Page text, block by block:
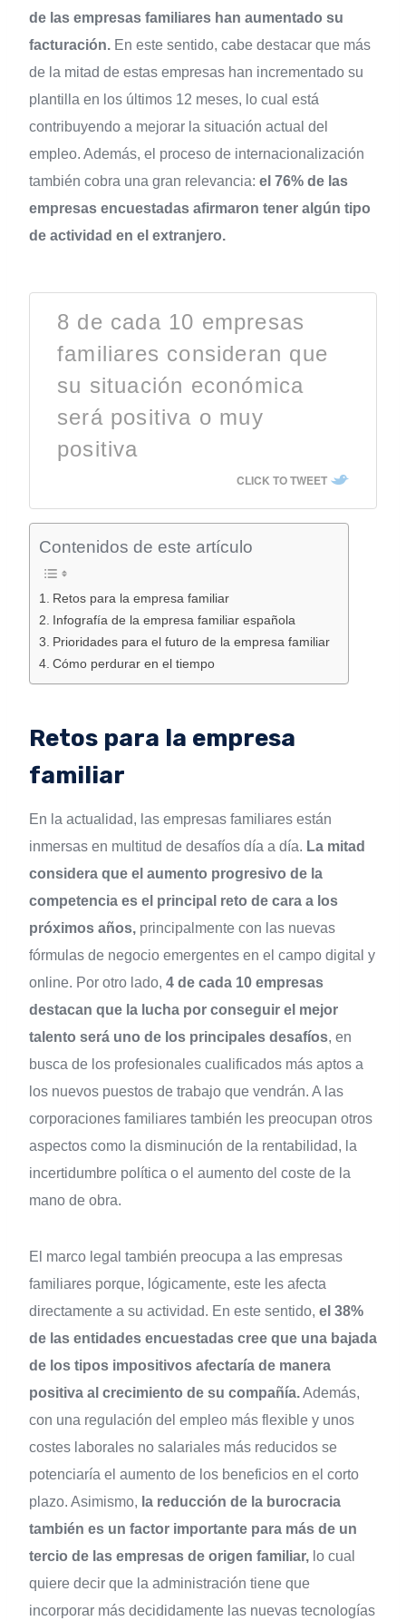
de las empresas familiares han aumentado su
facturación. En este sentido, cabe destacar que más
de la mitad de estas empresas han incrementado su
plantilla en los últimos 12 meses, lo cual está
contribuyendo a mejorar la situación actual del
empleo. Además, el proceso de internacionalización
también cobra una gran relevancia: el 76% de las
empresas encuestadas afirmaron tener algún tipo
de actividad en el extranjero.
8 de cada 10 empresas
familiares consideran que
su situación económica
será positiva o muy
positiva
CLICK TO TWEET
Contenidos de este artículo
Retos para la empresa familiar
Infografía de la empresa familiar española
Prioridades para el futuro de la empresa familiar
Cómo perdurar en el tiempo
Retos para la empresa
familiar
En la actualidad, las empresas familiares están
inmersas en multitud de desafíos día a día. La mitad
considera que el aumento progresivo de la
competencia es el principal reto de cara a los
próximos años, principalmente con las nuevas
fórmulas de negocio emergentes en el campo digital y
online. Por otro lado, 4 de cada 10 empresas
destacan que la lucha por conseguir el mejor
talento será uno de los principales desafíos, en
busca de los profesionales cualificados más aptos a
los nuevos puestos de trabajo que vendrán. A las
corporaciones familiares también les preocupan otros
aspectos como la disminución de la rentabilidad, la
incertidumbre política o el aumento del coste de la
mano de obra.
El marco legal también preocupa a las empresas
familiares porque, lógicamente, este les afecta
directamente a su actividad. En este sentido, el 38%
de las entidades encuestadas cree que una bajada
de los tipos impositivos afectaría de manera
positiva al crecimiento de su compañía.Además,
con una regulación del empleo más flexible y unos
costes laborales no salariales más reducidos se
potenciaría el aumento de los beneficios en el corto
plazo. Asimismo, la reducción de la burocracia
también es un factor importante para más de un
tercio de las empresas de origen familiar, lo cual
quiere decir que la administración tiene que
incorporar más decididamente las nuevas tecnologías